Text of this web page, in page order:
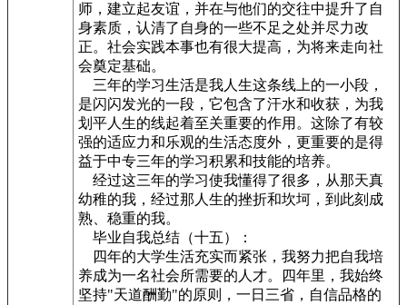
师，建立起友谊，并在与他们的交往中提升了自
身素质，认清了自身的一些不足之处并尽力改
正。社会实践本事也有很大提高，为将来走向社
会奠定基础。
三年的学习生活是我人生这条线上的一小段，
是闪闪发光的一段，它包含了汗水和收获，为我
划平人生的线起着至关重要的作用。这除了有较
强的适应力和乐观的生活态度外，更重要的是得
益于中专三年的学习积累和技能的培养。
经过这三年的学习使我懂得了很多，从那天真
幼稚的我，经过那人生的挫折和坎坷，到此刻成
熟、稳重的我。
毕业自我总结（十五）：
四年的大学生活充实而紧张，我努力把自我培
养成为一名社会所需要的人才。四年里，我始终
坚持"天道酬勤"的原则，一日三省，自信品格的